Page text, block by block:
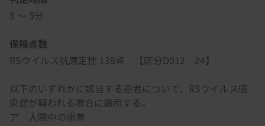
3 ～ 5分
保険点数
RSウイルス抗原定性 138点 【区分D012 24】
以下のいずれかに該当する患者について、RSウイルス感
染症が疑われる場合に適用する。
ア 入院中の患者